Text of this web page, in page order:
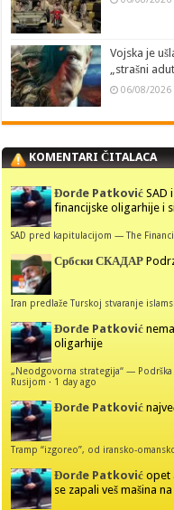
Vojska je
„strašni
06/08/2026
KOMENTARI ČITALACA
Đorđe Patković SAD
financijske oligarhije i
SAD pred kapitulacijom — The
Србски СКАДАР
Iran predlaže Turskoj stvaranje
Đorđe Patković
oligarhije
„Neodgovorna strategija“ —
Rusijom · 1 day ago
Đorđe Patković
Tramp “izgoreo”, od iransko-
Đorđe Patković opet
se zapali veš mašina